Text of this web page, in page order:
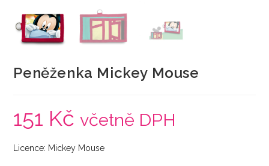
Peněženka Mickey Mouse
151 Kč včetně DPH
Licence: Mickey Mouse